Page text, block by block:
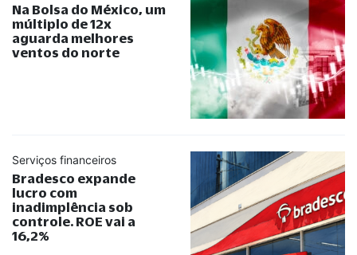
Na Bolsa do México, um
múltiplo de 12x
aguarda melhores
ventos do norte
Serviços financeiros
Bradesco expande
lucro com
inadimplência sob
controle. ROE vai a
16,2%